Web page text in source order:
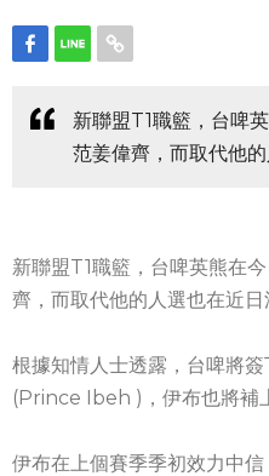
新聯盟T1職籃，台啤
范姜偉齊，而取代他
新聯盟T1職籃，台啤英熊在
齊，而取代他的人選也在近日
根據知情人士透露，台啤將
(Prince Ibeh )，伊布也將補
伊布在上個賽季季初效力中